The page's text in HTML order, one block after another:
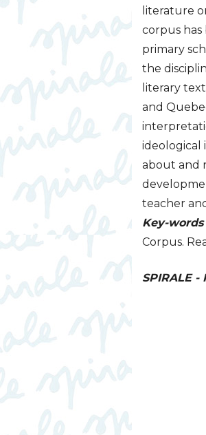
literature
corpus
primary
the
literary
and
ideological
about and
teacher
Key-words
Corpus.
SPIRALE-